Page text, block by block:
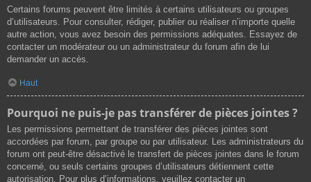
Certains forums peuvent être limités à certains utilisateurs ou groupes
d’utilisateurs. Pour consulter, rédiger, publier ou réaliser n’importe quelle
autre action, vous avez besoin des permissions adéquates. Essayez de
contacter un modérateur ou un administrateur du forum afin de lui
demander un accès.
Haut
Pourquoi ne puis-je pas transférer de pièces jointes ?
Les permissions permettant de transférer des pièces jointes sont
accordées par forum, par groupe ou par utilisateur. Les administrateurs du
forum ont peut-être désactivé le transfert de pièces jointes dans le forum
concerné, ou seuls certains groupes d’utilisateurs détiennent cette
autorisation. Pour plus d’informations, veuillez contacter un